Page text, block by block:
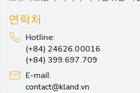
연락처
Hotline:
(+84) 24626.00016
(+84) 399.697.709
E-mail:
contact@kland.vn